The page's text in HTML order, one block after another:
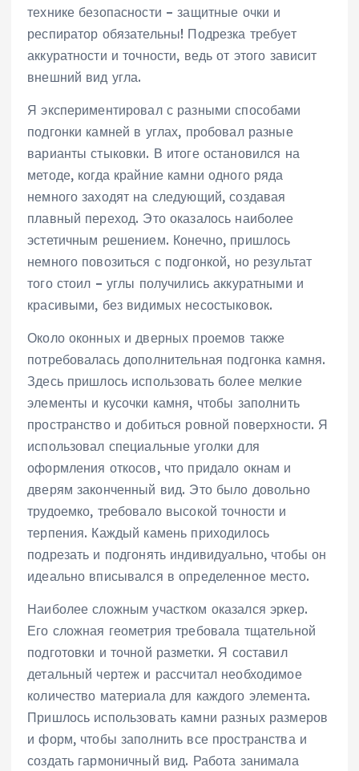
технике безопасности – защитные очки и
респиратор обязательны! Подрезка требует
аккуратности и точности, ведь от этого зависит
внешний вид угла.
Я экспериментировал с разными способами
подгонки камней в углах, пробовал разные
варианты стыковки. В итоге остановился на
методе, когда крайние камни одного ряда
немного заходят на следующий, создавая
плавный переход. Это оказалось наиболее
эстетичным решением. Конечно, пришлось
немного повозиться с подгонкой, но результат
того стоил – углы получились аккуратными и
красивыми, без видимых несостыковок.
Около оконных и дверных проемов также
потребовалась дополнительная подгонка камня.
Здесь пришлось использовать более мелкие
элементы и кусочки камня, чтобы заполнить
пространство и добиться ровной поверхности. Я
использовал специальные уголки для
оформления откосов, что придало окнам и
дверям законченный вид. Это было довольно
трудоемко, требовало высокой точности и
терпения. Каждый камень приходилось
подрезать и подгонять индивидуально, чтобы он
идеально вписывался в определенное место.
Наиболее сложным участком оказался эркер.
Его сложная геометрия требовала тщательной
подготовки и точной разметки. Я составил
детальный чертеж и рассчитал необходимое
количество материала для каждого элемента.
Пришлось использовать камни разных размеров
и форм, чтобы заполнить все пространства и
создать гармоничный вид. Работа занимала